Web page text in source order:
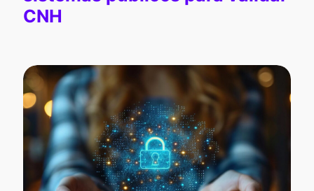
CNH